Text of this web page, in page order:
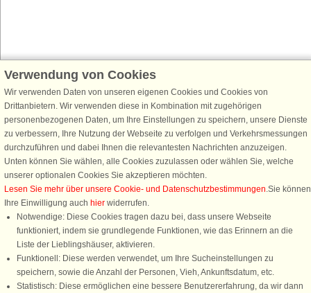
Schließen Sie sich 100.000 Ferienhaus-Fans an
Erhalten Sie einenWillkommensgutschein von 25 € für Ihren nächsten
Ferienhausurlaub - melden Sie sich einfach für den DanCenter Newsletter
an. Verpassen Sie nie wieder exklusive Angebote, Gewinnspiele und
Urlaubstipps!
Newsletter abonnieren
Verwendung von Cookies
Wir verwenden Daten von unseren eigenen Cookies und Cookies von
Drittanbietern. Wir verwenden diese in Kombination mit zugehörigen
personenbezogenen Daten, um Ihre Einstellungen zu speichern, unsere Dienste
zu verbessern, Ihre Nutzung der Webseite zu verfolgen und Verkehrsmessungen
durchzuführen und dabei Ihnen die relevantesten Nachrichten anzuzeigen.
Unten können Sie wählen, alle Cookies zuzulassen oder wählen Sie, welche
unserer optionalen Cookies Sie akzeptieren möchten.
Lesen Sie mehr über unsere Cookie- und Datenschutzbestimmungen.Sie können
Ihre Einwilligung auch hier widerrufen.
Notwendige: Diese Cookies tragen dazu bei, dass unsere Webseite
funktioniert, indem sie grundlegende Funktionen, wie das Erinnern an die
Liste der Lieblingshäuser, aktivieren.
Funktionell: Diese werden verwendet, um Ihre Sucheinstellungen zu
speichern, sowie die Anzahl der Personen, Vieh, Ankunftsdatum, etc.
Statistisch: Diese ermöglichen eine bessere Benutzererfahrung, da wir dann